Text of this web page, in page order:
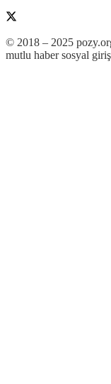
© 2018 – 2025
mutlu haber sosyal